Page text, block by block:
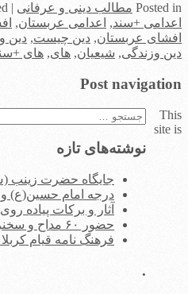
Posted in مطالب دینی و عرفانی |
اعدامی +سند, اعدامی عربستان,
افشای عربستان, دین چیست, دین
دین وزندگی, شیعیان, های, های
Post navigation
جستجو
نوشته‌های تازه
جایگاه حضرت زینب
درجه امام حسین(ع) و
آثار و برکات پیاده
حضور ۶۰ مداح و سخنران سرشناس در اربعین امسال
فرهنگ نامه قیام
.
This
site is